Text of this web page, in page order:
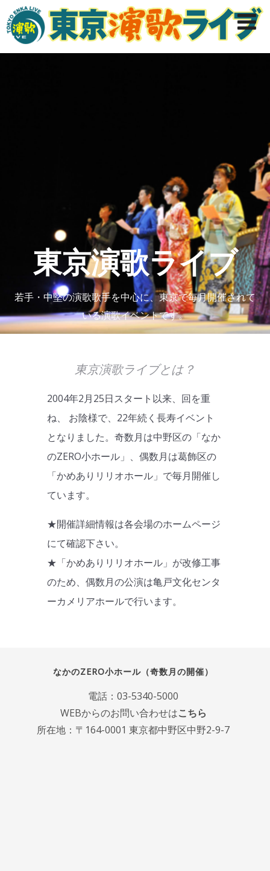
東京演歌ライブ
若手・中堅の演歌歌手を中心に、東京で毎月開催されて
いる演歌イベントです。
東京演歌ライブとは？
2004年2月25日スタート以来、回を重
ね、 お陰様で、22年続く長寿イベント
となりました。奇数月は中野区の「なか
のZERO小ホール」、偶数月は葛飾区の
「かめありリリオホール」で毎月開催し
ています。
★開催詳細情報は各会場のホームページ
にて確認下さい。
★「かめありリリオホール」が改修工事
のため、偶数月の公演は亀戸文化センタ
ーカメリアホールで行います。
なかのZERO小ホール（奇数月の開催）
電話：03-5340-5000
WEBからのお問い合わせはこちら
所在地：〒164-0001 東京都中野区中野2-9-7